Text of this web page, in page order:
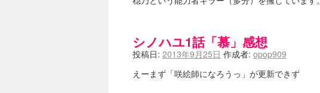
シノハユ1話「慕」感想
投稿日: 2013年9月25日 作成者: opop909
えーまず「咲絵師になろうっ」が更新できず